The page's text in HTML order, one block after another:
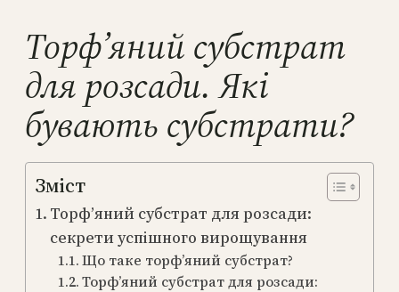
Торф’яний субстрат
для розсади. Які
бувають субстрати?
Зміст
Торф’яний субстрат для розсади:
секрети успішного вирощування
Що таке торф’яний субстрат?
Торф’яний субстрат для розсади: